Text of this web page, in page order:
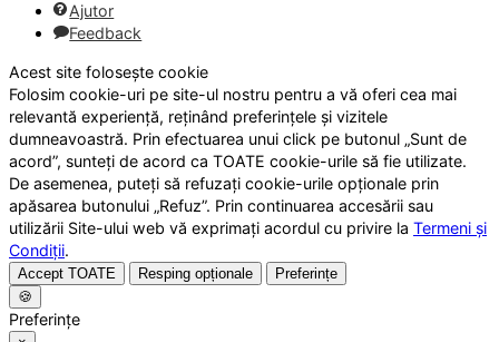
Ajutor
Feedback
Acest site folosește cookie
Folosim cookie-uri pe site-ul nostru pentru a vă oferi cea mai
relevantă experiență, reținând preferințele și vizitele
dumneavoastră. Prin efectuarea unui click pe butonul „Sunt de
acord”, sunteți de acord ca TOATE cookie-urile să fie utilizate.
De asemenea, puteți să refuzați cookie-urile opționale prin
apăsarea butonului „Refuz”. Prin continuarea accesării sau
utilizării Site-ului web vă exprimați acordul cu privire la Termeni și
Condiții.
Accept TOATE Resping opționale
Preferințe
🍪
Preferințe